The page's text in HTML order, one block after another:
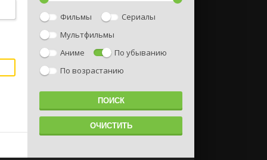
Фильмы
Сериалы
Мультфильмы
Аниме
По убыванию
По возрастанию